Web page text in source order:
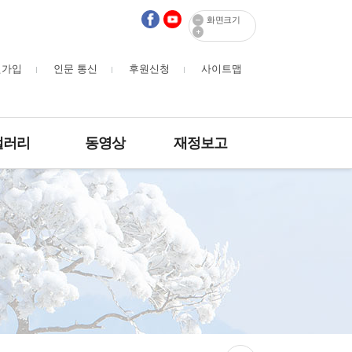
화면크기
인문 통신 후원신청 사이트맵
입
리 동영상 재정보고